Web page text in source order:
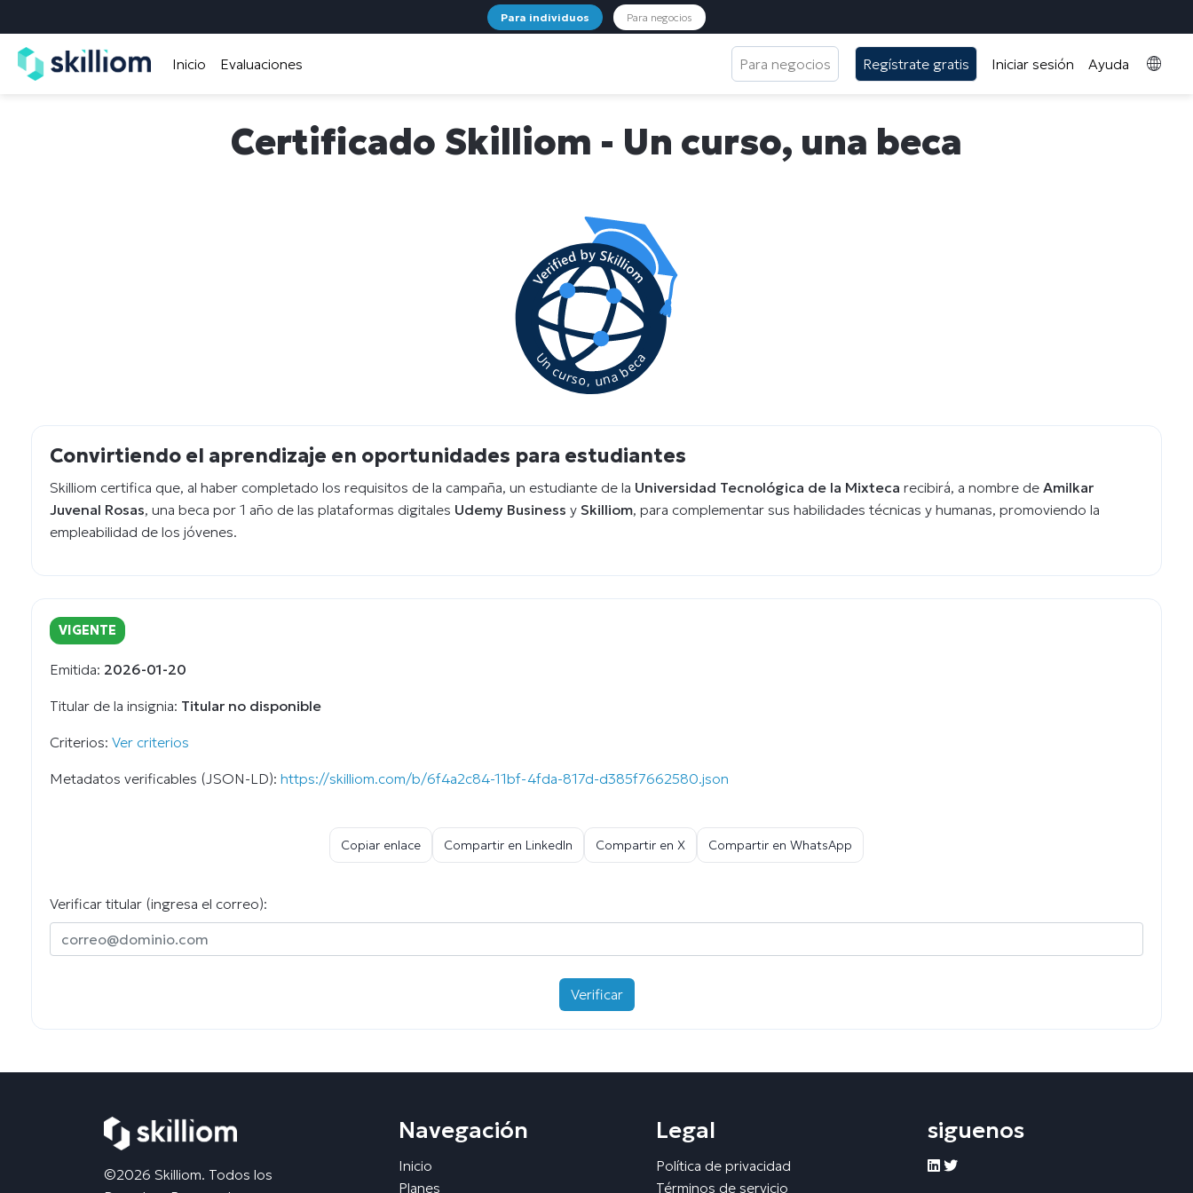
Para individuos Para negocios
Inicio Evaluaciones Para negocios Regístrate gratis Iniciar sesión Ayuda
Certificado Skilliom - Un curso, una beca
Convirtiendo el aprendizaje en oportunidades para estudiantes
Skilliom certifica que, al haber completado los requisitos de la campaña, un estudiante de la Universidad Tecnológica de la Mixteca recibirá, a nombre de Amilkar
Juvenal Rosas, una beca por 1 año de las plataformas digitales Udemy Business y Skilliom, para complementar sus habilidades técnicas y humanas, promoviendo la
empleabilidad de los jóvenes.
VIGENTE
Emitida: 2026-01-20
Titular de la insignia: Titular no disponible
Criterios: Ver criterios
Metadatos verificables (JSON-LD): https://skilliom.com/b/6f4a2c84-11bf-4fda-817d-d385f7662580.json
Copiar enlace Compartir en LinkedIn Compartir en X Compartir en WhatsApp
Verificar titular (ingresa el correo):
Verificar
©2026 Skilliom. Todos los
Navegación
Inicio
Planes
Legal
Política de privacidad
Términos de servicio
siguenos